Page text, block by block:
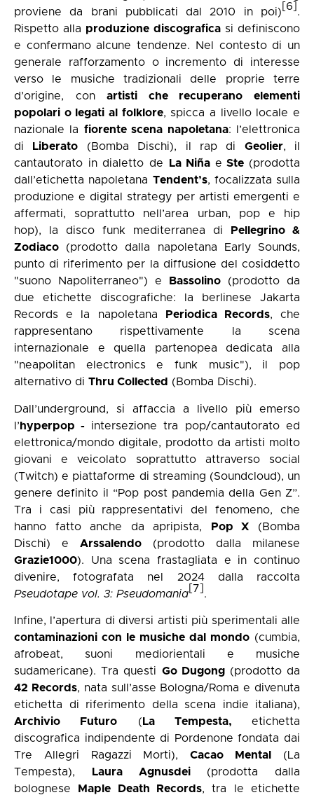
proviene da brani pubblicati dal 2010 in poi) [6] .
Rispetto alla produzione discograficasi definiscono
e confermano alcune tendenze. Nel contesto di un
generale rafforzamento o incremento di interesse
verso le musiche tradizionali delle proprie terre
d’origine, conartisti che recuperano elementi
popolari o legati al folklore, spicca a livello locale e
nazionale la fiorente scena napoletana: l’elettronica
di
Liberato (Bomba Dischi), il rap di Geolier, il
cantautorato in dialetto de
La Niña e Ste (prodotta
dall’etichetta napoletana Tendent’s, focalizzata sulla
produzione e digital strategy per artisti emergenti e
affermati, soprattutto nell’area urban, pop e hip
hop), la disco funk mediterranea di
Pellegrino &
Zodiaco (prodotto dalla napoletana Early Sounds,
punto di riferimento per la diffusione del cosiddetto
"suono Napoliterraneo") e
Bassolino (prodotto da
due etichette discografiche: la berlinese Jakarta
Records e la napoletana
Periodica Records, che
rappresentano rispettivamente la scena
internazionale e quella partenopea dedicata alla
"neapolitan electronics e funk music"), il pop
alternativo di Thru Collected (Bomba Dischi).
Dall’underground, si affaccia a livello più emerso
l’hyperpop - intersezione tra pop/cantautorato ed
elettronica/mondo digitale, prodotto da artisti molto
giovani e veicolato soprattutto attraverso social
(Twitch) e piattaforme di streaming (Soundcloud), un
genere definito il “Pop post pandemia della Gen Z”.
Tra i casi più rappresentativi del fenomeno, che
hanno fatto anche da apripista, Pop X (Bomba
Dischi) eArssalendo (prodotto dalla milanese
Grazie1000). Una scena frastagliata e in continuo
divenire, fotografata nel 2024 dalla raccolta
Pseudotape vol. 3: Pseudomania[7].
Infine, l’apertura di diversi artisti più sperimentali alle
contaminazioni con le musiche dal mondo (cumbia,
afrobeat, suoni mediorientali e musiche
sudamericane). Tra questi Go Dugong(prodotto da
42 Records, nata sull’asse Bologna/Roma e divenuta
etichetta di riferimento della scena indie italiana),
Archivio Futuro ( La Tempesta, etichetta
discografica indipendente di Pordenone fondata dai
Tre Allegri Ragazzi Morti),Cacao Mental
(La
Tempesta),
Laura Agnusdei(prodotta dalla
bolognese
Maple Death Records, tra le etichette